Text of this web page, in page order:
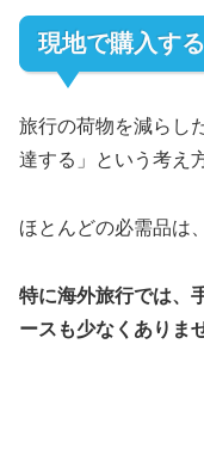
現地で購入す
旅行の荷物を減らし
達する」という考え
ほとんどの必需品は
特に海外旅行では、
ースも少なくありま